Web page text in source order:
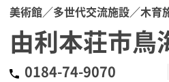
美術館／多世代交流施設／木育
由利本荘市鳥
0184-74-9070